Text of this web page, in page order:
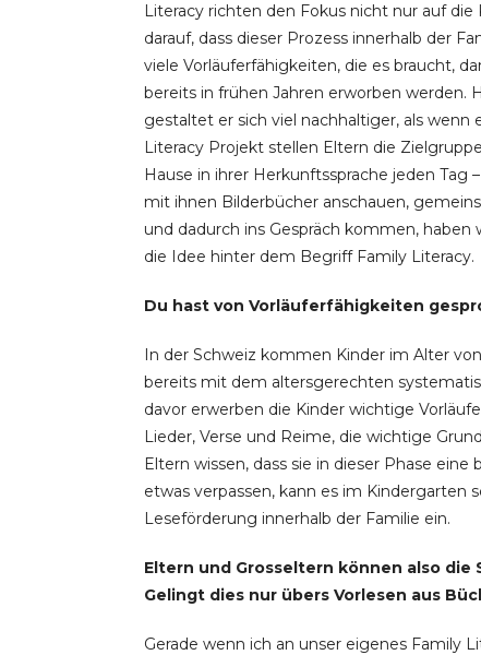
Literacy richten den Fokus nicht nur auf
darauf, dass dieser Prozess innerhalb der
viele Vorläuferfähigkeiten, die es braucht,
bereits in frühen Jahren erworben werden.
gestaltet er sich viel nachhaltiger, als
Literacy Projekt stellen Eltern die
Hause in ihrer Herkunftssprache jeden Tag
mit ihnen Bilderbücher anschauen,
und dadurch ins Gespräch kommen, haben
die Idee hinter dem Begriff Family Literacy.
Du hast von Vorläuferfähigkeiten
In der Schweiz kommen Kinder im Alter
bereits mit dem altersgerechten
davor erwerben die Kinder wichtige
Lieder, Verse und Reime, die wichtige
Eltern wissen, dass sie in dieser Phase
etwas verpassen, kann es im Kindergarten
Leseförderung innerhalb der Familie ein.
Eltern und Grosseltern können also
Gelingt dies nur übers Vorlesen aus
Gerade wenn ich an unser eigenes Family